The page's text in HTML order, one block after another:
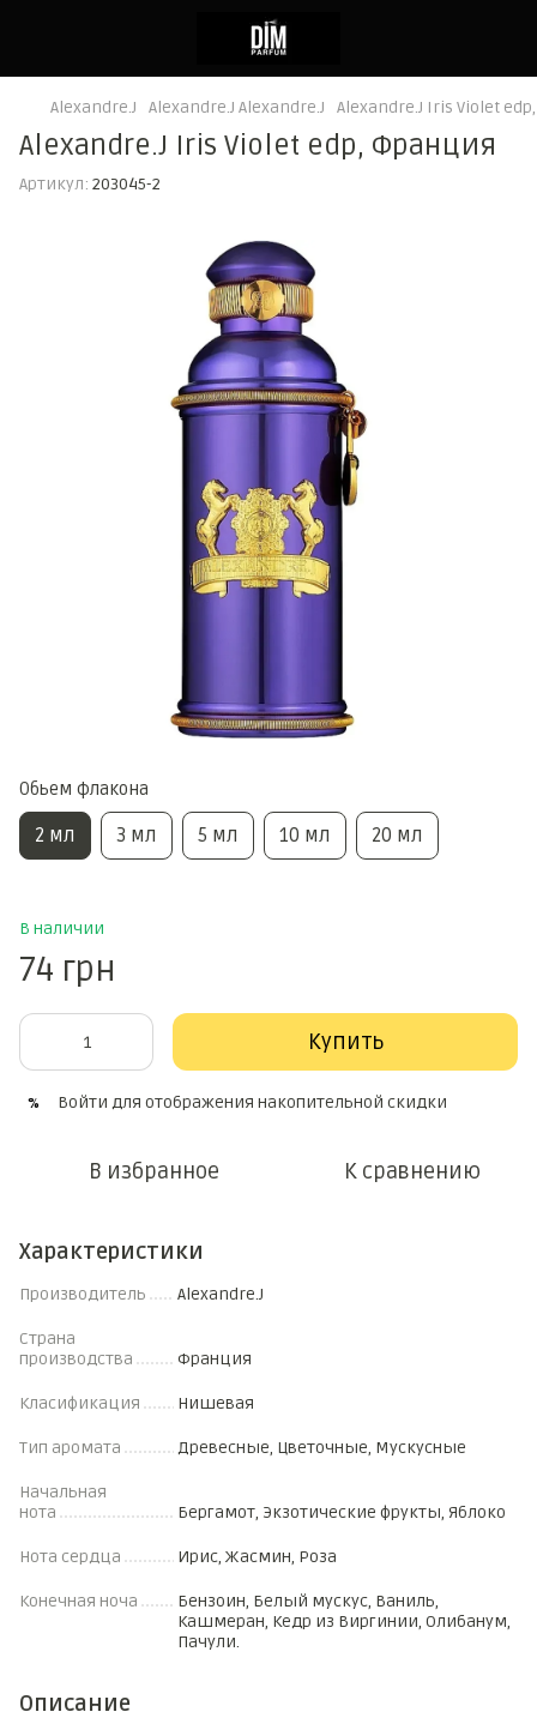
Alexandre.J Alexandre.J Alexandre.J Alexandre.J Iris Violet
Alexandre.J Iris Violet edp, Франция
Артикул: 203045-2
Обьем флакона
2 мл 3 мл 5 мл 10 мл 20 мл
В наличии
74 грн
Купить
% Войти для отображения накопительной скидки
В избранное К сравнению
Характеристики
Производитель Alexandre.J
Страна
производства
Франция
Класификация Нишевая
Тип аромата Древесные, Цветочные, Мускусные
Начальная
нота
Бергамот, Экзотические фрукты, Яблоко
Нота сердца Ирис, Жасмин, Роза
Конечная ноча
Бензоин, Белый мускус, Ваниль,
Кашмеран, Кедр из Виргинии, Олибанум,
Пачули.
Описание